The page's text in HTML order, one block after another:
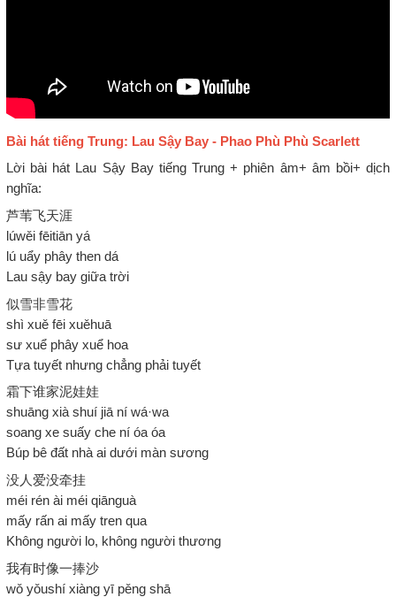
Bài hát tiếng Trung: Lau Sậy Bay - Phao Phù Phù Scarlett
Lời bài hát Lau Sậy Bay tiếng Trung + phiên âm+ âm bồi+ dịch
nghĩa:
芦苇飞天涯
lúwěi fēitiān yá
lú uẩy phây then dá
Lau sậy bay giữa trời
似雪非雪花
shì xuě fēi xuěhuā
sư xuể phây xuể hoa
Tựa tuyết nhưng chẳng phải tuyết
霜下谁家泥娃娃
shuāng xià shuí jiā ní wá·wa
soang xe suấy che ní óa óa
Búp bê đất nhà ai dưới màn sương
没人爱没牵挂
méi rén ài méi qiānguà
mấy rấn ai mấy tren qua
Không người lo, không người thương
我有时像一捧沙
wǒ yǒushí xiàng yī pěng shā